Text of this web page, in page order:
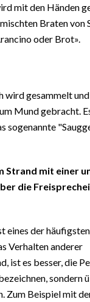
mit den Händen
Braten von
oder Brot».
wird gesammelt
Mund gebracht.
sogenannte
Strand mit einer
die
eines der
Verhalten anderer
ist es besser, die
sondern
Zum Beispiel mit